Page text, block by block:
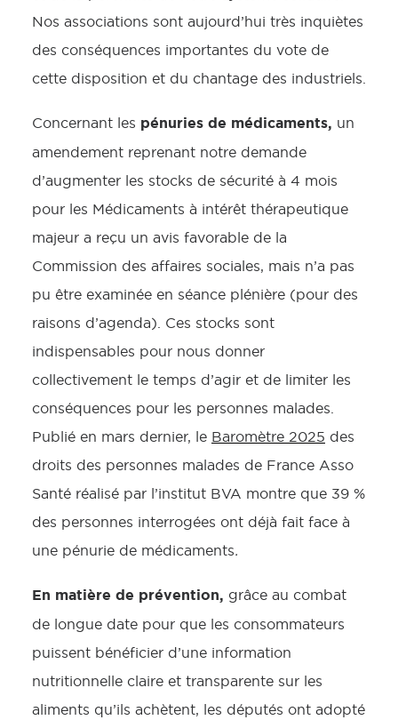
Nos associations sont aujourd’hui très inquiètes
des conséquences importantes du vote de
cette disposition et du chantage des industriels.
Concernant les pénuries de médicaments, un
amendement reprenant notre demande
d’augmenter les stocks de sécurité à 4 mois
pour les Médicaments à intérêt thérapeutique
majeur a reçu un avis favorable de la
Commission des affaires sociales, mais n’a pas
pu être examinée en séance plénière (pour des
raisons d’agenda). Ces stocks sont
indispensables pour nous donner
collectivement le temps d’agir et de limiter les
conséquences pour les personnes malades.
Publié en mars dernier, le Baromètre 2025 des
droits des personnes malades de France Asso
Santé réalisé par l’institut BVA montre que 39 %
des personnes interrogées ont déjà fait face à
une pénurie de médicaments.
En matière de prévention, grâce au combat
de longue date pour que les consommateurs
puissent bénéficier d’une information
nutritionnelle claire et transparente sur les
aliments qu’ils achètent, les députés ont adopté